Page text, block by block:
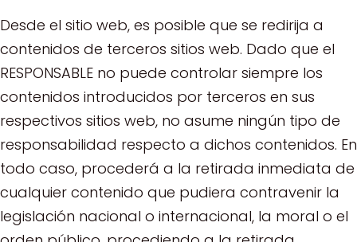
Desde el sitio web, es posible que se redirija a
contenidos de terceros sitios web. Dado que el
RESPONSABLE no puede controlar siempre los
contenidos introducidos por terceros en sus
respectivos sitios web, no asume ningún tipo de
responsabilidad respecto a dichos contenidos. En
todo caso, procederá a la retirada inmediata de
cualquier contenido que pudiera contravenir la
legislación nacional o internacional, la moral o el